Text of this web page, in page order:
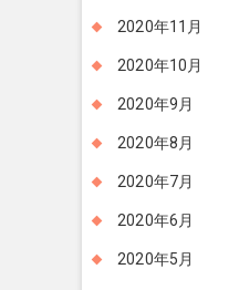
2020年11月
2020年10月
2020年9月
2020年8月
2020年7月
2020年6月
2020年5月